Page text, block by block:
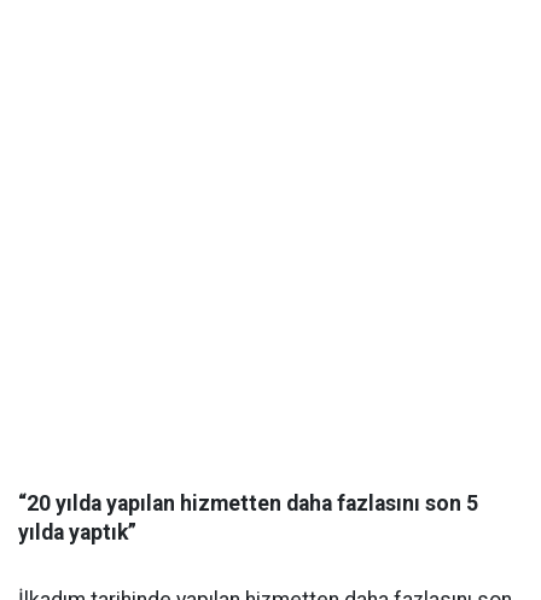
“20 yılda yapılan hizmetten daha fazlasını son 5
yılda yaptık”